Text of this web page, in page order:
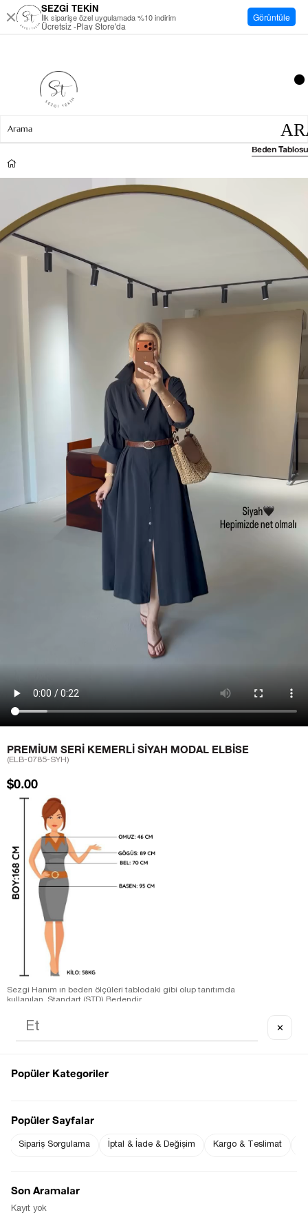
PREMIUM SERI KEMERLI SIYAH MODAL ELBISE
(ELB-0785-SYH)
$0.00
Sezgi Hanım ın beden ölçüleri tablodaki gibi olup tanıtımda
kullanılan Standart (STD) Bedendir.
Ürün Kumaş Bilgisi : % 84 Modal % 16 Polyester
Ürün Boyu ;
STD beden : 127 cm ( +/- 2 cm )
Beden Tablosu
SEZGİ TEKİN
İlk siparişe özel uygulamada %10 indirim
Ücretsiz -Play Store'da
Görüntüle
✕
Popüler Kategoriler
Popüler Sayfalar
Sipariş Sorgulama İptal & İade & Değişim Kargo & Teslimat
Son Aramalar
Kayıt yok